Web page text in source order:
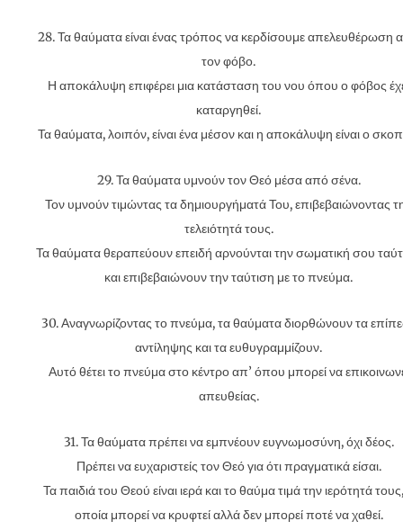
28. Τα θαύματα είναι ένας τρόπος να κερδίσουμε απελευθέρωση
τον φόβο.
Η αποκάλυψη επιφέρει μια κατάσταση του νου όπου ο φόβος
καταργηθεί.
Τα θαύματα, λοιπόν, είναι ένα μέσον και η αποκάλυψη είναι ο
29. Τα θαύματα υμνούν τον Θεό μέσα από σένα.
Τον υμνούν τιμώντας τα δημιουργήματά Του, επιβεβαιώνοντας
τελειότητά τους.
Τα θαύματα θεραπεύουν επειδή αρνούνται την σωματική σου
και επιβεβαιώνουν την ταύτιση με το πνεύμα.
30. Αναγνωρίζοντας το πνεύμα, τα θαύματα διορθώνουν τα
αντίληψης και τα ευθυγραμμίζουν.
Αυτό θέτει το πνεύμα στο κέντρο απ’ όπου μπορεί να
απευθείας.
31. Τα θαύματα πρέπει να εμπνέουν ευγνωμοσύνη, όχι δέος.
Πρέπει να ευχαριστείς τον Θεό για ότι πραγματικά είσαι.
Τα παιδιά του Θεού είναι ιερά και το θαύμα τιμά την ιερότητά
οποία μπορεί να κρυφτεί αλλά δεν μπορεί ποτέ να χαθεί.